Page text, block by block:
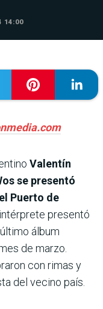
14:00
Valentín
se presentó
Puerto de
presentó
álbum
de marzo.
con rimas y
del vecino país.